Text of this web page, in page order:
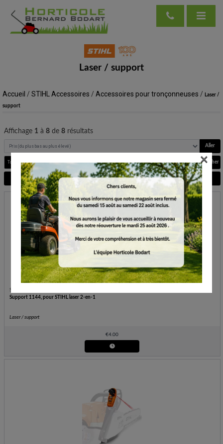
Laser / support
Accueil / STIHL Accessoires / Accessoires pour tronçonneuses / Laser /
support
Affichage 1à 8de 8résultats
Aller
Rechercher
Voir plus de filtres
STIHL
Support 1144, pour STIHL laser 2-en-1
Laser / support
€4.00
×